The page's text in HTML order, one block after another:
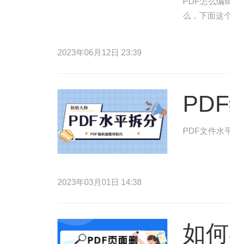
么，下面这
2023年06月12日 23:39
PDF文件水
2023年03月01日 14:38
如